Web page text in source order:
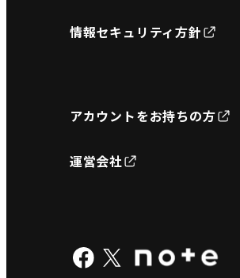
情報セキュリティ方針
アカウントをお持ちの方
運営会社